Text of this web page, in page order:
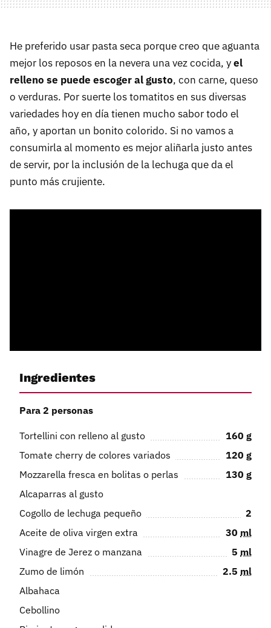
He preferido usar pasta seca porque creo que aguanta
mejor los reposos en la nevera una vez cocida, yel
relleno se puede escoger al gusto, con carne, queso
o verduras. Por suerte los tomatitos en sus diversas
variedades hoy en día tienen mucho sabor todo el
año, y aportan un bonito colorido. Si no vamos a
consumirla al momento es mejor aliñarla justo antes
de servir, por la inclusión de la lechuga que da el
punto más crujiente.
Ingredientes
Para 2 personas
Tortellini con relleno al gusto 160 g
Tomate cherry de colores variados
120 g
Mozzarella fresca en bolitas o perlas
130 g
Alcaparras al gusto
Cogollo de lechuga pequeño
2
Aceite de oliva virgen extra
30 ml
Vinagre de Jerez o manzana
5 ml
Zumo de limón
2.5 ml
Albahaca
Cebollino